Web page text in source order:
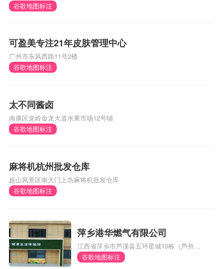
谷歌地图标注
可盈美专注21年皮肤管理中心
广州市东风西路11号2楼
谷歌地图标注
太不同酱卤
南康区龙岭金龙大道水果市场12号铺
谷歌地图标注
麻将机杭州批发仓库
超山风景区南大门上岛麻将机批发仓库
谷歌地图标注
萍乡港华燃气有限公司
江西省萍乡市芦溪县五环星城10栋（芦外和
体育馆对面）
谷歌地图标注